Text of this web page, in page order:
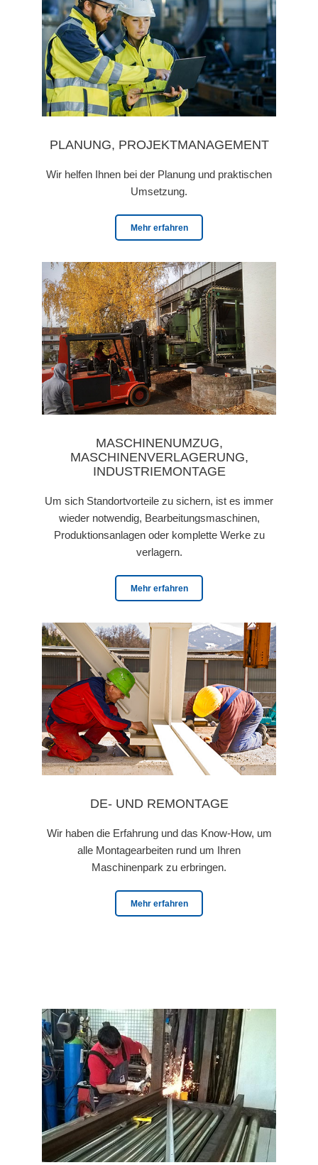
PLANUNG, PROJEKTMANAGEMENT
Wir helfen Ihnen bei der Planung und praktischen
Umsetzung.
Mehr erfahren
MASCHINENUMZUG,
MASCHINENVERLAGERUNG,
INDUSTRIEMONTAGE
Um sich Standortvorteile zu sichern, ist es immer
wieder notwendig, Bearbeitungsmaschinen,
Produktionsanlagen oder komplette Werke zu
verlagern.
Mehr erfahren
DE- UND REMONTAGE
Wir haben die Erfahrung und das Know-How, um
alle Montagearbeiten rund um Ihren
Maschinenpark zu erbringen.
Mehr erfahren